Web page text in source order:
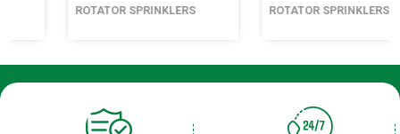
ROTATOR SPRINKLERS ROTATOR SPRINKLERS